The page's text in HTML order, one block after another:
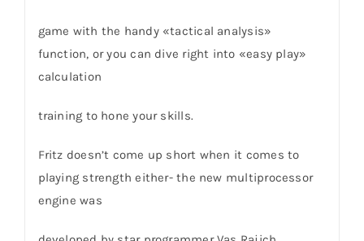
game with the handy «tactical analysis»
function, or you can dive right into «easy play»
calculation
training to hone your skills.
Fritz doesn’t come up short when it comes to
playing strength either- the new multiprocessor
engine was